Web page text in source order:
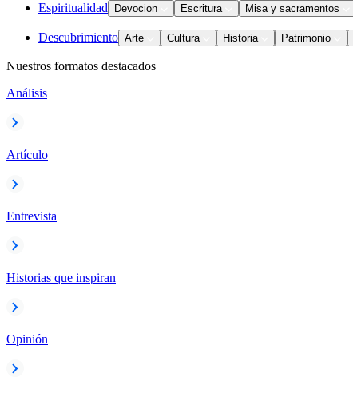
Espiritualidad Devocion Escritura Misa y sacramentos
Descubrimiento Arte Cultura Historia Patrimonio
Nuestros formatos destacados
Análisis
Artículo
Entrevista
Historias que inspiran
Opinión